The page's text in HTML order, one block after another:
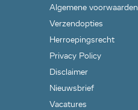
Algemene voorwaarden
Verzendopties
Herroepingsrecht
Privacy Policy
Disclaimer
Nieuwsbrief
Vacatures